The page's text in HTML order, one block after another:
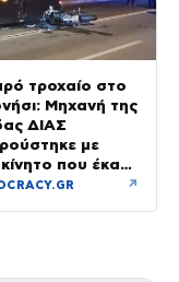
τροχαίο στο
Μηχανή της
ΔΙΑΣ
με
που έκανε
– Δύο
↗